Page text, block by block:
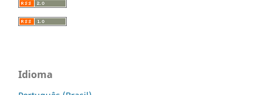
Idioma